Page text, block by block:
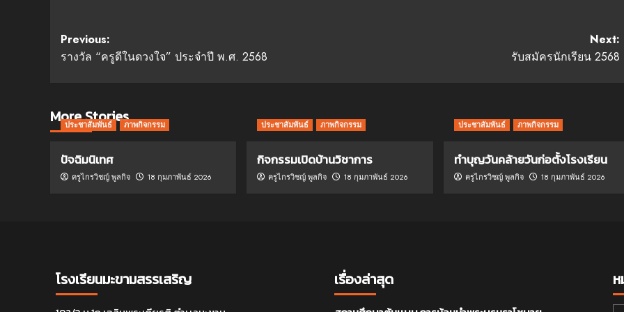
Post
navigation
Previous:
รางวัล “ครูดีในดวงใจ” ประจำปี พ.ศ. 2568
Next:
รับสมัครนักเรียน 2568
More Stories
ประชาสัมพันธ์ ภาพกิจกรรม
ปัจฉิมนิเทศ
ครูไกรวิชญ์ พูลกิจ 18 กุมภาพันธ์ 2026
ประชาสัมพันธ์ ภาพกิจกรรม
กิจกรรมเปิดบ้านวิชาการ
ครูไกรวิชญ์ พูลกิจ 18 กุมภาพันธ์ 2026
ประชาสัมพันธ์ ภาพกิจกรรม
ทำบุญวันคล้ายวันก่อตั้งโรงเรียน
ครูไกรวิชญ์ พูลกิจ 18 กุมภาพันธ์ 2026
โรงเรียนมะขามสรรเสริญ เรื่องล่าสุด